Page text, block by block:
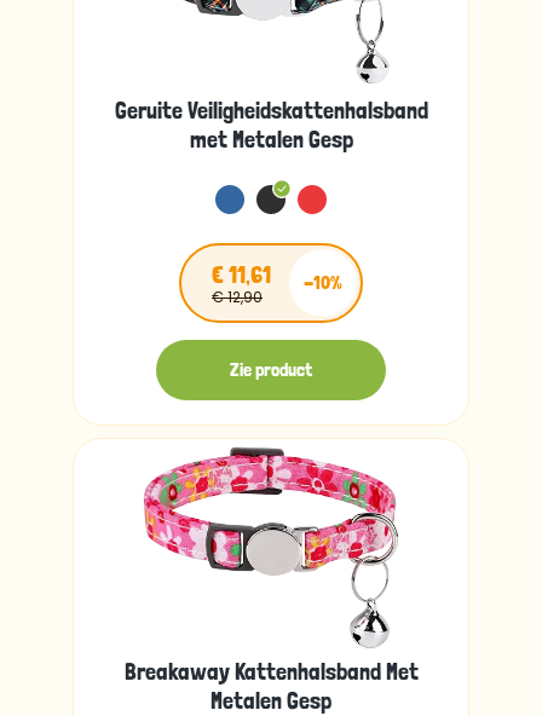
Geruite Veiligheidskattenhalsband
met Metalen Gesp
€ 11,61
€ 12,90
-10%
Zie product
Breakaway Kattenhalsband Met
Metalen Gesp